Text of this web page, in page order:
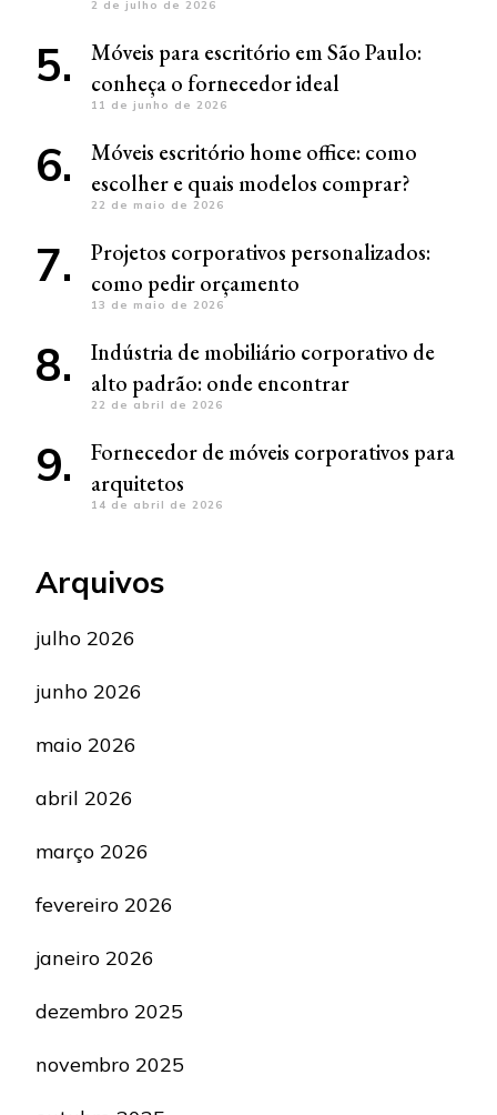
2 de julho de 2026
Móveis para escritório em São Paulo:
conheça o fornecedor ideal
11 de junho de 2026
Móveis escritório home office: como
escolher e quais modelos comprar?
22 de maio de 2026
Projetos corporativos personalizados:
como pedir orçamento
13 de maio de 2026
Indústria de mobiliário corporativo de
alto padrão: onde encontrar
22 de abril de 2026
Fornecedor de móveis corporativos para
arquitetos
14 de abril de 2026
Arquivos
julho 2026
junho 2026
maio 2026
abril 2026
março 2026
fevereiro 2026
janeiro 2026
dezembro 2025
novembro 2025